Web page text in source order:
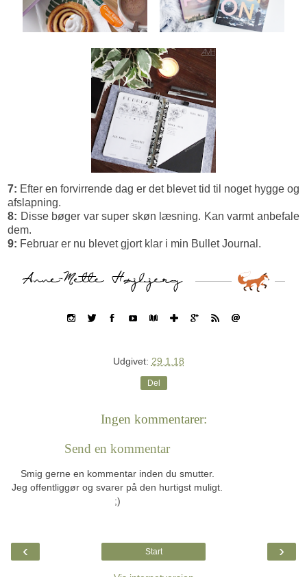
7: Efter en forvirrende dag er det blevet tid til noget hygge og
afslapning.
8: Disse bøger var super skøn læsning. Kan varmt anbefale
dem.
9: Februar er nu blevet gjort klar i min Bullet Journal.
Udgivet: 29.1.18
Del
Ingen kommentarer:
Send en kommentar
Smig gerne en kommentar inden du smutter.
Jeg offentliggør og svarer på den hurtigst muligt.
;)
‹ ›
Start